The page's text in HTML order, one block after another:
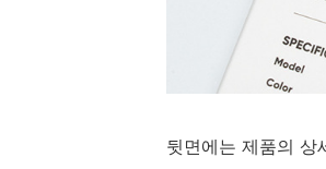
뒷면에는 제품의 상